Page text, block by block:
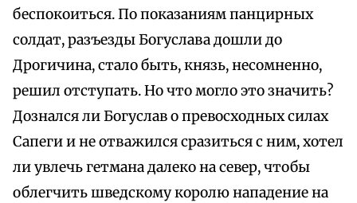
беспокоиться. По показаниям панцирных
солдат, разъезды Богуслава дошли до
Дрогичина, стало быть, князь, несомненно,
решил отступать. Но что могло это значить?
Дознался ли Богуслав о превосходных силах
Сапеги и не отважился сразиться с ним, хотел
ли увлечь гетмана далеко на север, чтобы
облегчить шведскому королю нападение на